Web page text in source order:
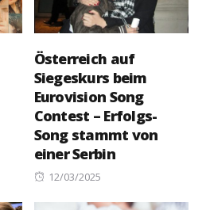
Österreich auf
Siegeskurs beim
Eurovision Song
Contest – Erfolgs-
Song stammt von
einer Serbin
Posted
12/03/2025